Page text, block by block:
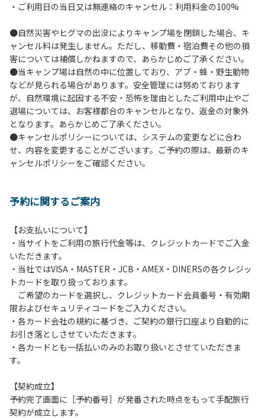
イヤーは禁止します。
台の利用後は炭の鎮火の確認をお願いいたします。
８.バンガローの芝生にはテントは張らないでください。（タ
ープは１つまで可）
９.各自で出されましたゴミは全てお持ち帰りください。（使
用済みの炭は専用の捨て場に捨てられます。）
10.施設内および駐車場などで起きた金品等の盗難、ご利用
者間でのトラブルで生じた損害に対しては、一切の責任を負
いかねます。
11.施設の利用については管理人の指示に従ってください。従
わない場合は退場していただき、今後の利用をお断りする場
合があります。
・ご利用日の当日又は無連絡のキャンセル：利用料金の100%
●自然災害やヒグマの出没によりキャンプ場を閉鎖した場合、キ
ャンセル料は発生しません。ただし、移動費・宿泊費その他の損
害については補償しかねますので、あらかじめご了承ください。
●当キャンプ場は自然の中に位置しており、アブ・蜂・野生動物
などが見られる場合があります。安全管理には努めております
が、自然環境に起因する不安・恐怖を理由としたご利用中止やご
退場については、お客様都合のキャンセルとなり、返金の対象外
となります。あらかじめご了承ください。
●キャンセルポリシーについては、システムの変更などに合わ
せ、内容を変更することがございます。ご予約の際は、最新のキ
ャンセルポリシーをご確認ください。
予約に関するご案内
【お支払いについて】
・当サイトをご利用の旅行代金等は、クレジットカードでご入金
いただきます。
・当社ではVISA・MASTER・JCB・AMEX・DINERSの各クレジッ
トカードを取り扱っております。
ご希望のカードを選択し、クレジットカード会員番号・有効期
限およびセキュリティコードをご入力ください。
・各カード会社の規約に基づき、ご契約の銀行口座より自動的に
お引き落としさせていただきます。
・各カードとも一括払いのみのお取り扱いとさせていただきま
す。
【契約成立】
予約完了画面に［予約番号］が発番された時点をもって手配旅行
契約が成立します。